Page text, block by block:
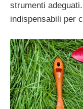
strumenti
indispensabili per